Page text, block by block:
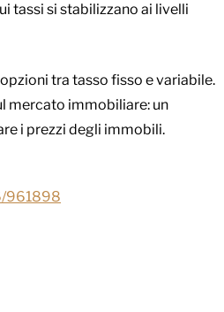
tassi si stabilizzano ai livelli
tra tasso fisso e variabile.
mercato immobiliare: un
i prezzi degli immobili.
961898